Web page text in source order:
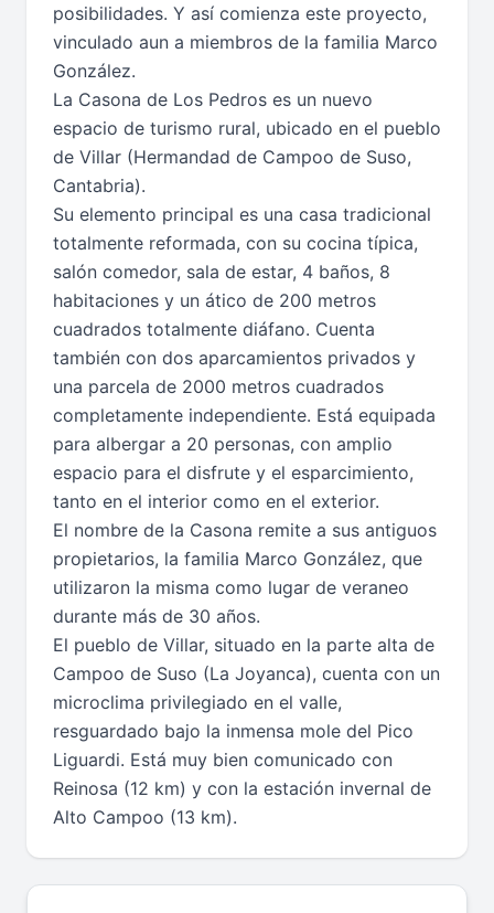
posibilidades. Y así comienza este proyecto,
vinculado aun a miembros de la familia Marco
González.
La Casona de Los Pedros es un nuevo
espacio de turismo rural, ubicado en el pueblo
de Villar (Hermandad de Campoo de Suso,
Cantabria).
Su elemento principal es una casa tradicional
totalmente reformada, con su cocina típica,
salón comedor, sala de estar, 4 baños, 8
habitaciones y un ático de 200 metros
cuadrados totalmente diáfano. Cuenta
también con dos aparcamientos privados y
una parcela de 2000 metros cuadrados
completamente independiente. Está equipada
para albergar a 20 personas, con amplio
espacio para el disfrute y el esparcimiento,
tanto en el interior como en el exterior.
El nombre de la Casona remite a sus antiguos
propietarios, la familia Marco González, que
utilizaron la misma como lugar de veraneo
durante más de 30 años.
El pueblo de Villar, situado en la parte alta de
Campoo de Suso (La Joyanca), cuenta con un
microclima privilegiado en el valle,
resguardado bajo la inmensa mole del Pico
Liguardi. Está muy bien comunicado con
Reinosa (12 km) y con la estación invernal de
Alto Campoo (13 km).